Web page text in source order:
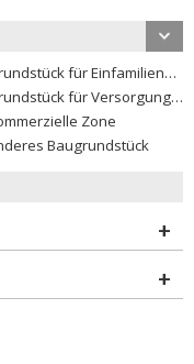
für Einfamilienhäuser
für Versorgungseinrichtungen
Zone
Baugrundstück